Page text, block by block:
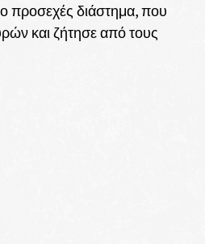
προσεχές διάστημα, που
και ζήτησε από τους